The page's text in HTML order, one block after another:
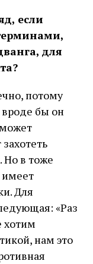
если
для
потому
вроде бы он
Но в тоже
имеет
Для
«Раз
хотим
нам это